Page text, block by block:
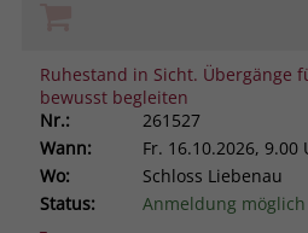
Ruhestand in Sicht. Übergänge
bewusst begleiten
Nr.:
261527
Wann:
Fr. 16.10.2026, 9.00
Wo:
Schloss Liebenau
Status:
Anmeldung möglich